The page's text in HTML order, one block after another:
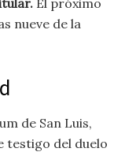
El próximo
nueve de la
de San Luis,
testigo del duelo